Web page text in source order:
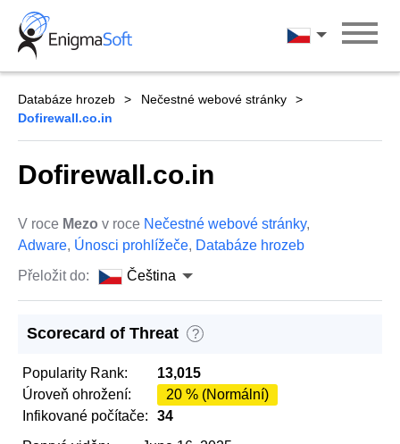
Skip
content
Čeština
Databáze hrozeb
Nečestné webové stránky
Dofirewall.co.in
Dofirewall.co.in
V roce Mezo v roce Nečestné webové stránky,
Adware, Únosci prohlížeče, Databáze hrozeb
Přeložit do:
Čeština
Scorecard of Threat ?
Popularity Rank:
13,015
Úroveň ohrožení:
20 % (Normální)
Infikované počítače:
34